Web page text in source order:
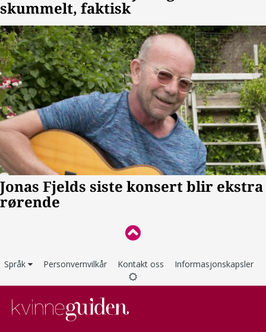
Språk Personvernvilkår Kontakt oss Informasjonskapsler